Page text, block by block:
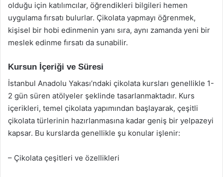
olduğu için katılımcılar, öğrendikleri bilgileri hemen
uygulama fırsatı bulurlar. Çikolata yapmayı öğrenmek,
kişisel bir hobi edinmenin yanı sıra, aynı zamanda yeni bir
meslek edinme fırsatı da sunabilir.
Kursun İçeriği ve Süresi
İstanbul Anadolu Yakası’ndaki çikolata kursları genellikle 1-
2 gün süren atölyeler şeklinde tasarlanmaktadır. Kurs
içerikleri, temel çikolata yapımından başlayarak, çeşitli
çikolata türlerinin hazırlanmasına kadar geniş bir yelpazeyi
kapsar. Bu kurslarda genellikle şu konular işlenir:
– Çikolata çeşitleri ve özellikleri